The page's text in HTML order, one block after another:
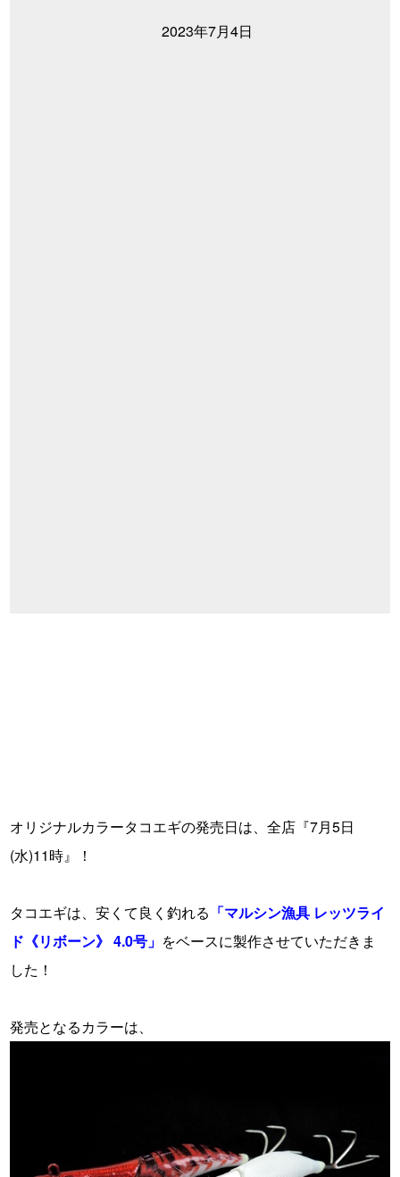
2023年7月4日
オリジナルカラータコエギの発売日は、全店『7月5日
(水)11時』！
タコエギは、安くて良く釣れる 「マルシン漁具 レッツライ
ド《リボーン》 4.0号」 をベースに製作させていただきま
した！
発売となるカラーは、